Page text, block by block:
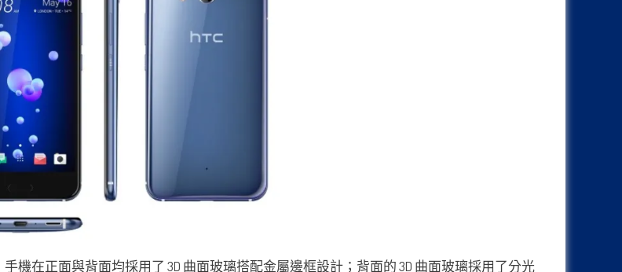
，手機在正面與背面均採用了 3D 曲面玻璃搭配金屬邊框設計；背面的 3D 曲面玻璃採用了分光